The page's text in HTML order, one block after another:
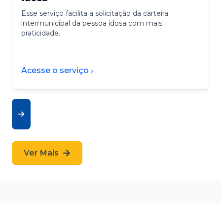
Esse serviço facilita a solicitação da carteira
intermunicipal da pessoa idosa com mais
praticidade.
Acesse o serviço ›
Ver Mais